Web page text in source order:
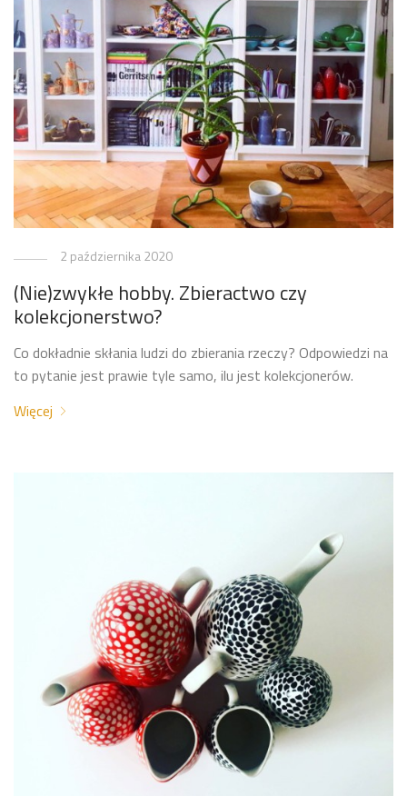
2 października 2020
(Nie)zwykłe hobby. Zbieractwo czy
kolekcjonerstwo?
Co dokładnie skłania ludzi do zbierania rzeczy? Odpowiedzi na
to pytanie jest prawie tyle samo, ilu jest kolekcjonerów.
Więcej